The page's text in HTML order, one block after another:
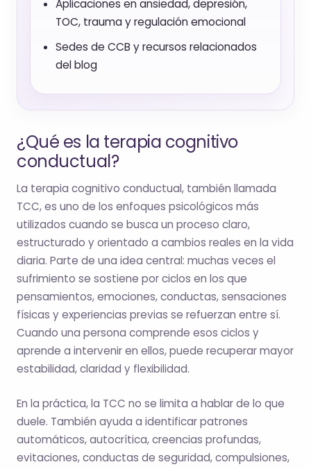
Aplicaciones en ansiedad, depresión,
TOC, trauma y regulación emocional
Sedes de CCB y recursos relacionados
del blog
¿Qué es la terapia cognitivo
conductual?
La terapia cognitivo conductual, también llamada
TCC, es uno de los enfoques psicológicos más
utilizados cuando se busca un proceso claro,
estructurado y orientado a cambios reales en la vida
diaria. Parte de una idea central: muchas veces el
sufrimiento se sostiene por ciclos en los que
pensamientos, emociones, conductas, sensaciones
físicas y experiencias previas se refuerzan entre sí.
Cuando una persona comprende esos ciclos y
aprende a intervenir en ellos, puede recuperar mayor
estabilidad, claridad y flexibilidad.
En la práctica, la TCC no se limita a hablar de lo que
duele. También ayuda a identificar patrones
automáticos, autocrítica, creencias profundas,
evitaciones, conductas de seguridad, compulsiones,